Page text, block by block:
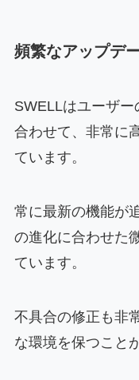
頻繁なアップデ
SWELLはユーザ
合わせて、非常に
ています。
常に最新の機能が
の進化に合わせた
ています。
不具合の修正も非
な環境を保つこと